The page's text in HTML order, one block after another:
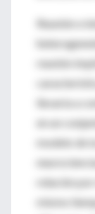
Reunión e
reunión
llevaría a
en un
modelo de
relación
mismo